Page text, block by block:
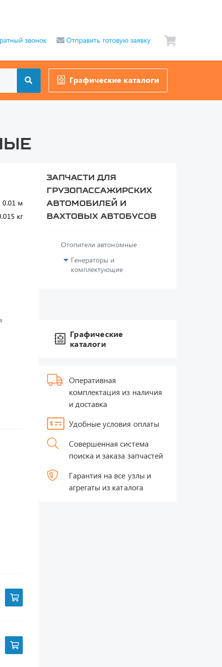
звонок Отправить готовую заявку
Графические каталоги
м
кг
Запчасти для
грузопассажирских
автомобилей и
вахтовых автобусов
Отопители автономные
Генераторы и
комплектующие
Графические
каталоги
Оперативная
комплектация из наличия
и доставка
Удобные условия оплаты
Совершенная система
поиска и заказа запчастей
Гарантия на все узлы и
агрегаты из каталога